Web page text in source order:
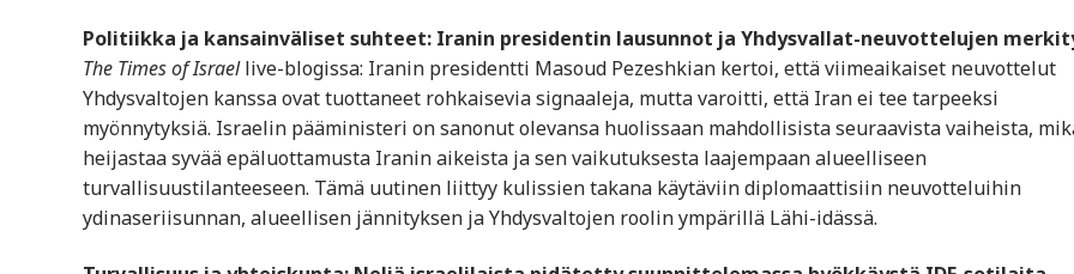
Politiikka ja kansainväliset suhteet: Iranin presidentin lausunnot ja Yhdysvallat-neuvottelujen
The Times of Israellive-blogissa: Iranin presidentti Masoud Pezeshkian kertoi, että viimeaikaiset neuvottelut
Yhdysvaltojen kanssa ovat tuottaneet rohkaisevia signaaleja, mutta varoitti, että Iran ei tee tarpeeksi
myönnytyksiä. Israelin pääministeri on sanonut olevansa huolissaan mahdollisista seuraavista vaiheista,
heijastaa syvää epäluottamusta Iranin aikeista ja sen vaikutuksesta laajempaan alueelliseen
turvallisuustilanteeseen. Tämä uutinen liittyy kulissien takana käytäviin diplomaattisiin neuvotteluihin
ydinaseriisunnan, alueellisen jännityksen ja Yhdysvaltojen roolin ympärillä Lähi-idässä.